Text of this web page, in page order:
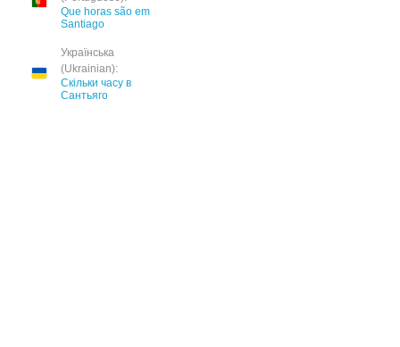
Que horas são em
Santiago
Українська
(Ukrainian):
Скільки часу в
Сантьяго